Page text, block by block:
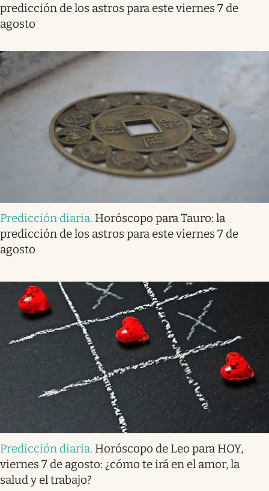
predicción de los astros para este viernes 7 de
agosto
Predicción diaria. Horóscopo para Tauro: la
predicción de los astros para este viernes 7 de
agosto
Predicción diaria. Horóscopo de Leo para HOY,
viernes 7 de agosto: ¿cómo te irá en el amor, la
salud y el trabajo?